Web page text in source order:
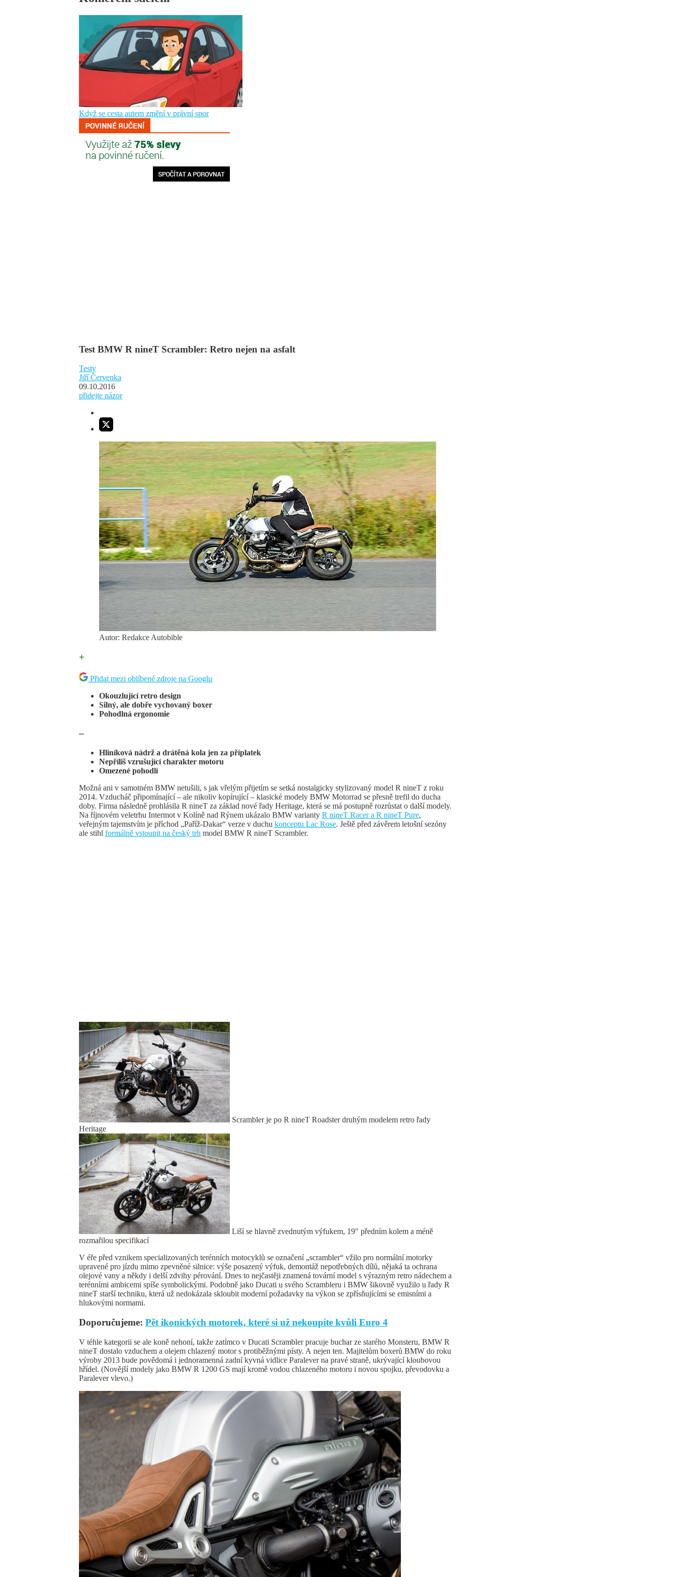
Test BMW R nineT Scrambler: Retro nejen na asfalt
Testy
Jiří Červenka
09.10.2016
přidejte názor
Autor: Redakce Autobible
+
Přidat mezi oblíbené zdroje na Googlu
Okouzlující retro design
Silný, ale dobře vychovaný boxer
Pohodlná ergonomie
–
Hliníková nádrž a drátěná kola jen za příplatek
Nepříliš vzrušující charakter motoru
Omezené pohodlí
Možná ani v samotném BMW netušili, s jak vřelým přijetím se setká nostalgicky stylizovaný model R nineT z roku
2014. Vzducháč připomínající – ale nikoliv kopírující – klasické modely BMW Motorrad se přesně trefil do ducha
doby. Firma následně prohlásila R nineT za základ nové řady Heritage, která se má postupně rozrůstat o další modely.
Na říjnovém veletrhu Intermot v Kolíně nad Rýnem ukázalo BMW varianty R nineT Racer a R nineT Pure,
veřejným tajemstvím je příchod „Paříž-Dakar“ verze v duchu konceptu Lac Rose. Ještě před závěrem letošní sezóny
ale stihl formálně vstoupit na český trh model BMW R nineT Scrambler.
Scrambler je po R nineT Roadster druhým modelem retro řady
Heritage
Liší se hlavně zvednutým výfukem, 19" předním kolem a méně
rozmařilou specifikací
V éře před vznikem specializovaných terénních motocyklů se označení „scrambler“ vžilo pro normální motorky
upravené pro jízdu mimo zpevněné silnice: výše posazený výfuk, demontáž nepotřebných dílů, nějaká ta ochrana
olejové vany a někdy i delší zdvihy pérování. Dnes to nejčastěji znamená tovární model s výrazným retro nádechem a
terénními ambicemi spíše symbolickými. Podobně jako Ducati u svého Scrambleru i BMW šikovně využilo u řady R
nineT starší techniku, která už nedokázala skloubit moderní požadavky na výkon se zpřísňujícími se emisními a
hlukovými normami.
Doporučujeme: Pět ikonických motorek, které si už nekoupíte kvůli Euro 4
V téhle kategorii se ale koně nehoní, takže zatímco v Ducati Scrambler pracuje buchar ze starého Monsteru, BMW R
nineT dostalo vzduchem a olejem chlazený motor s protiběžnými písty. A nejen ten. Majitelům boxerů BMW do roku
výroby 2013 bude povědomá i jednoramenná zadní kyvná vidlice Paralever na pravé straně, ukrývající kloubovou
hřídel. (Novější modely jako BMW R 1200 GS mají kromě vodou chlazeného motoru i novou spojku, převodovku a
Paralever vlevo.)
Když se cesta autem změní v právní spor